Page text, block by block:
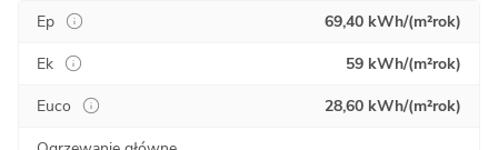
Ep
69,40 kWh/(m²rok)
Ek
59 kWh/(m²rok)
Euco
28,60 kWh/(m²rok)